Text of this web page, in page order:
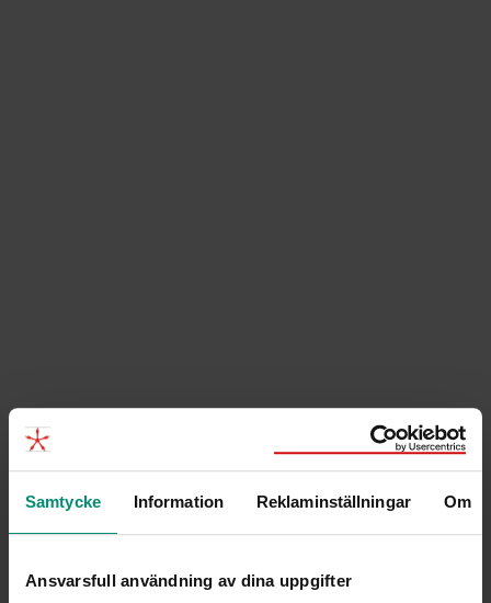
Samtycke Information Reklaminställningar Om
Ansvarsfull användning av dina uppgifter
rollen och konsultlivet,...